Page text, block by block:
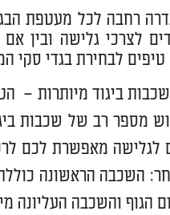
רחבה לכל מעטפת
לצרכי גלישה ובין
ביגוד מיותרות –
מספר רב של שכבות
לגלישה מאפשרת לכם
השכבה הראשונה
הגוף והשכבה העליונה